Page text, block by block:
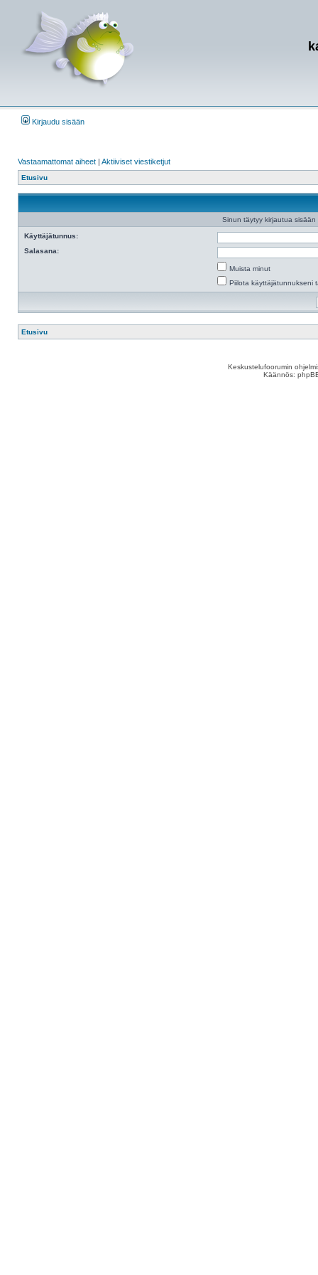
Kirjaudu sisään
Vastaamattomat aiheet | Aktiiviset viestiketjut
Etusivu
Sinun täytyy kirjautua
Käyttäjätunnus:
Salasana:
Muista minut
Piilota käyttäjätunnukseni
Etusivu
Keskustelufoorumin
Käännös: